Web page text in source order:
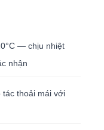
— chịu nhiệt
nhận
thoải mái với